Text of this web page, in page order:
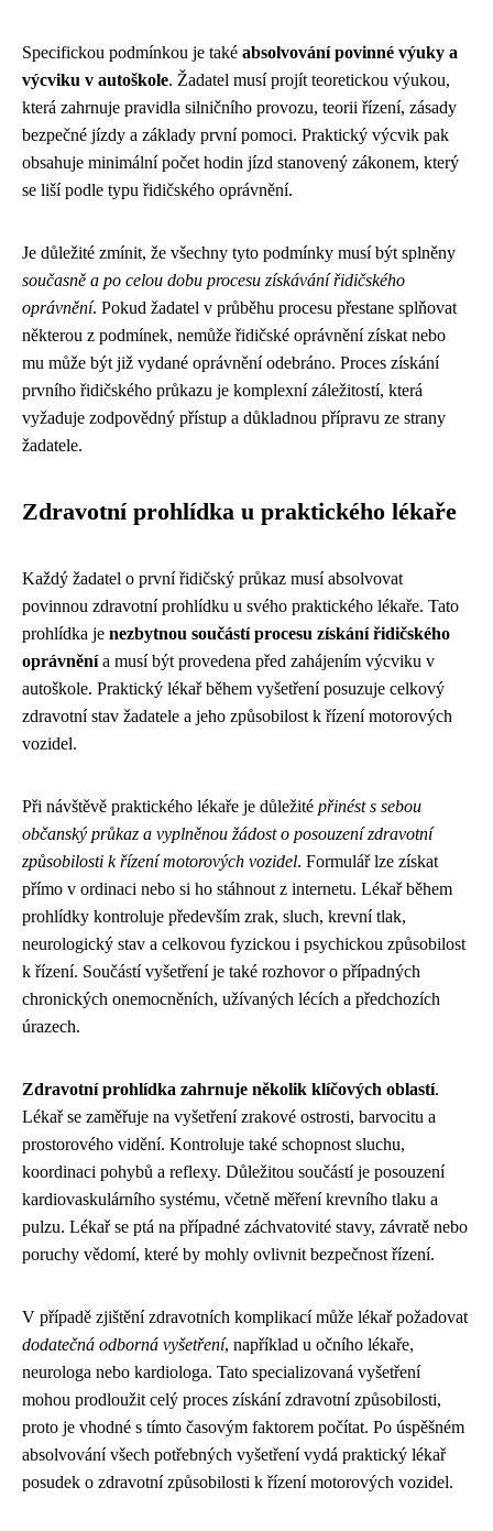
Specifickou podmínkou je také absolvování povinné výuky a
výcviku v autoškole. Žadatel musí projít teoretickou výukou,
která zahrnuje pravidla silničního provozu, teorii řízení, zásady
bezpečné jízdy a základy první pomoci. Praktický výcvik pak
obsahuje minimální počet hodin jízd stanovený zákonem, který
se liší podle typu řidičského oprávnění.
Je důležité zmínit, že všechny tyto podmínky musí být splněny
současně a po celou dobu procesu získávání řidičského
oprávnění. Pokud žadatel v průběhu procesu přestane splňovat
některou z podmínek, nemůže řidičské oprávnění získat nebo
mu může být již vydané oprávnění odebráno. Proces získání
prvního řidičského průkazu je komplexní záležitostí, která
vyžaduje zodpovědný přístup a důkladnou přípravu ze strany
žadatele.
Zdravotní prohlídka u praktického lékaře
Každý žadatel o první řidičský průkaz musí absolvovat
povinnou zdravotní prohlídku u svého praktického lékaře. Tato
prohlídka je nezbytnou součástí procesu získání řidičského
oprávněnía musí být provedena před zahájením výcviku v
autoškole. Praktický lékař během vyšetření posuzuje celkový
zdravotní stav žadatele a jeho způsobilost k řízení motorových
vozidel.
Při návštěvě praktického lékaře je důležité přinést s sebou
občanský průkaz a vyplněnou žádost o posouzení zdravotní
způsobilosti k řízení motorových vozidel. Formulář lze získat
přímo v ordinaci nebo si ho stáhnout z internetu. Lékař během
prohlídky kontroluje především zrak, sluch, krevní tlak,
neurologický stav a celkovou fyzickou i psychickou způsobilost
k řízení. Součástí vyšetření je také rozhovor o případných
chronických onemocněních, užívaných lécích a předchozích
úrazech.
Zdravotní prohlídka zahrnuje několik klíčových oblastí.
Lékař se zaměřuje na vyšetření zrakové ostrosti, barvocitu a
prostorového vidění. Kontroluje také schopnost sluchu,
koordinaci pohybů a reflexy. Důležitou součástí je posouzení
kardiovaskulárního systému, včetně měření krevního tlaku a
pulzu. Lékař se ptá na případné záchvatovité stavy, závratě nebo
poruchy vědomí, které by mohly ovlivnit bezpečnost řízení.
V případě zjištění zdravotních komplikací může lékař požadovat
dodatečná odborná vyšetření, například u očního lékaře,
neurologa nebo kardiologa. Tato specializovaná vyšetření
mohou prodloužit celý proces získání zdravotní způsobilosti,
proto je vhodné s tímto časovým faktorem počítat. Po úspěšném
absolvování všech potřebných vyšetření vydá praktický lékař
posudek o zdravotní způsobilosti k řízení motorových vozidel.